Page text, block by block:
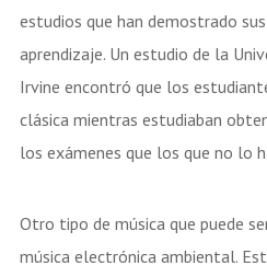
estudios que han demostrado
aprendizaje. Un estudio de la
Irvine encontró que los
clásica mientras estudiaban
los exámenes que los que no lo
Otro tipo de música que puede
música electrónica ambiental.